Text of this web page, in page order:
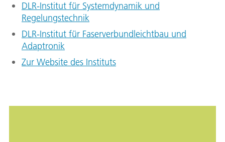
DLR-Institut für Systemdynamik und
Regelungstechnik
DLR-Institut für Faserverbundleichtbau und
Adaptronik
Zur Website des Instituts